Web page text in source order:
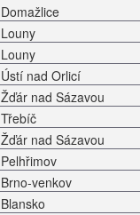
Domažlice
Louny
Louny
Ústí nad Orlicí
Žďár nad Sázavou
Třebíč
Žďár nad Sázavou
Pelhřimov
Brno-venkov
Blansko